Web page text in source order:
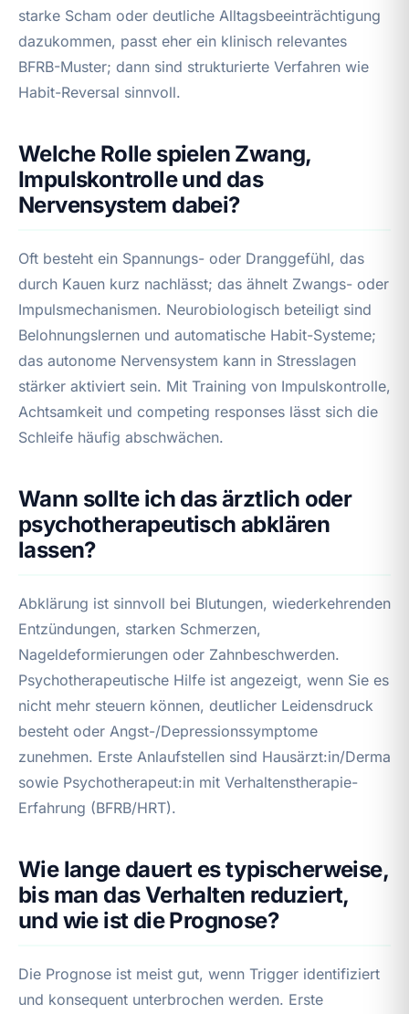
starke Scham oder deutliche Alltagsbeeinträchtigung
dazukommen, passt eher ein klinisch relevantes
BFRB-Muster; dann sind strukturierte Verfahren wie
Habit-Reversal sinnvoll.
Welche Rolle spielen Zwang,
Impulskontrolle und das
Nervensystem dabei?
Oft besteht ein Spannungs- oder Dranggefühl, das
durch Kauen kurz nachlässt; das ähnelt Zwangs- oder
Impulsmechanismen. Neurobiologisch beteiligt sind
Belohnungslernen und automatische Habit-Systeme;
das autonome Nervensystem kann in Stresslagen
stärker aktiviert sein. Mit Training von Impulskontrolle,
Achtsamkeit und competing responses lässt sich die
Schleife häufig abschwächen.
Wann sollte ich das ärztlich oder
psychotherapeutisch abklären
lassen?
Abklärung ist sinnvoll bei Blutungen, wiederkehrenden
Entzündungen, starken Schmerzen,
Nageldeformierungen oder Zahnbeschwerden.
Psychotherapeutische Hilfe ist angezeigt, wenn Sie es
nicht mehr steuern können, deutlicher Leidensdruck
besteht oder Angst-/Depressionssymptome
zunehmen. Erste Anlaufstellen sind Hausärzt:in/Derma
sowie Psychotherapeut:in mit Verhaltenstherapie-
Erfahrung (BFRB/HRT).
Wie lange dauert es typischerweise,
bis man das Verhalten reduziert,
und wie ist die Prognose?
Die Prognose ist meist gut, wenn Trigger identifiziert
und konsequent unterbrochen werden. Erste